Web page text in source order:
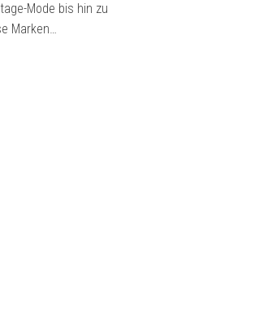
Mode bis hin zu
Marken…